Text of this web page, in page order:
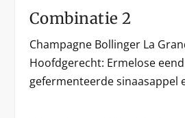
Combinatie 2
Champagne Bollinger La
Hoofdgerecht: Ermelose
gefermenteerde sinaasappel